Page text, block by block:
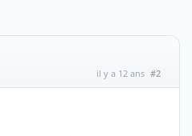
il y a 12 ans #2